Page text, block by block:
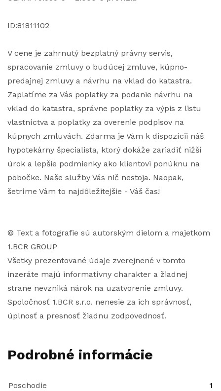
ID:81811102
V cene je zahrnutý bezplatný právny servis,
spracovanie zmluvy o budúcej zmluve, kúpno-
predajnej zmluvy a návrhu na vklad do katastra.
Zaplatíme za Vás poplatky za podanie návrhu na
vklad do katastra, správne poplatky za výpis z listu
vlastníctva a poplatky za overenie podpisov na
kúpnych zmluvách. Zdarma je Vám k dispozícii náš
hypotekárny špecialista, ktorý dokáže zariadiť nižší
úrok a lepšie podmienky ako klientovi ponúknu na
pobočke. Naše služby Vás nič nestoja. Naopak,
šetríme Vám to najdôležitejšie - Váš čas!
© Text a fotografie sú autorským dielom a majetkom
1.BCR GROUP
Všetky prezentované údaje zverejnené v tomto
inzeráte majú informatívny charakter a žiadnej
strane nevzniká nárok na uzatvorenie zmluvy.
Spoločnosť 1.BCR s.r.o. nenesie za ich správnosť,
úplnosť a presnosť žiadnu zodpovednosť.
Podrobné informácie
Poschodie 1